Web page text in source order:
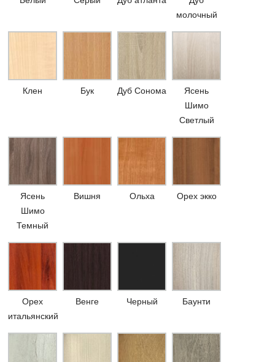
молочный
Клен Бук Дуб Сонома
Ясень
Шимо
Светлый
Ясень
Шимо
Темный
Вишня Ольха Орех экко
Орех
итальянский
Венге Черный Баунти